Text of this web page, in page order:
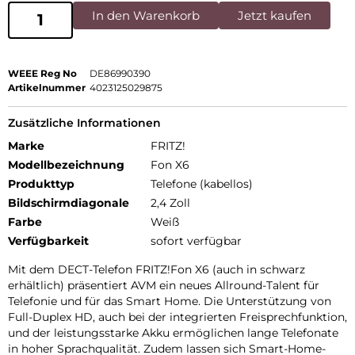
In den Warenkorb Jetzt kaufen
WEEE Reg No
DE86990390
Artikelnummer 4023125029875
Zusätzliche Informationen
Marke
FRITZ!
Modellbezeichnung
Fon X6
Produkttyp
Telefone (kabellos)
Bildschirmdiagonale
2,4 Zoll
Farbe
Weiß
Verfügbarkeit
sofort verfügbar
Mit dem DECT-Telefon FRITZ!Fon X6 (auch in schwarz
erhältlich) präsentiert AVM ein neues Allround-Talent für
Telefonie und für das Smart Home. Die Unterstützung von
Full-Duplex HD, auch bei der integrierten Freisprechfunktion,
und der leistungsstarke Akku ermöglichen lange Telefonate
in hoher Sprachqualität. Zudem lassen sich Smart-Home-